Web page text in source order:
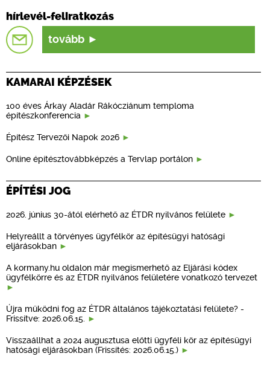
hírlevél-feliratkozás
tovább
KAMARAI KÉPZÉSEK
100 éves Árkay Aladár Rákócziánum temploma
építészkonferencia
Építész Tervezői Napok 2026
Online építésztovábbképzés a Tervlap portálon
ÉPÍTÉSI JOG
2026. június 30-ától elérhető az ÉTDR nyilvános felülete
Helyreállt a törvényes ügyfélkör az építésügyi hatósági
eljárásokban
A kormany.hu oldalon már megismerhető az Eljárási kódex
ügyfélkörre és az ÉTDR nyilvános felületére vonatkozó tervezet
Újra működni fog az ÉTDR általános tájékoztatási felülete? -
Frissítve: 2026.06.15.
Visszaállhat a 2024 augusztusa előtti ügyféli kör az építésügyi
hatósági eljárásokban (Frissítés: 2026.06.15.)